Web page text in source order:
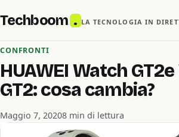
Techboom . LA TECNOLOGIA IN
CONFRONTI
HUAWEI Watch
GT2: cosa cambia?
Maggio 7, 20208 min di lettura